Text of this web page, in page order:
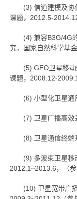
(3) 信道建模及
课题，2012.5-
(4) 兼容B3G/4G
究，国家自然科学基
(5) GEO卫星移
课题，2008.12-
(6) 小型化卫星
(7) 卫星广播高
(8) 卫星通信终
(9) 多波束卫星移
2012.1~2013.6，（参
(10) 卫星宽带广